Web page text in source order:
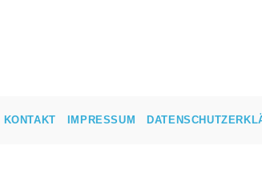
KONTAKT IMPRESSUM